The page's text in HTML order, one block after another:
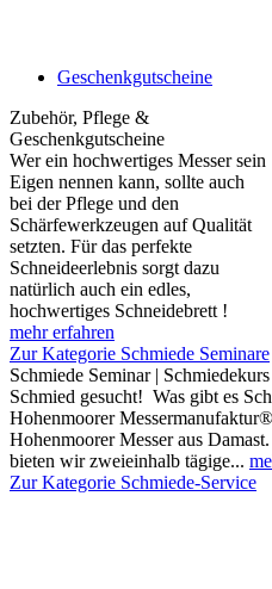
Geschenkgutscheine
Zubehör, Pflege &
Geschenkgutscheine
Wer ein hochwertiges Messer sein
Eigen nennen kann, sollte auch
bei der Pflege und den
Schärfewerkzeugen auf Qualität
setzten. Für das perfekte
Schneideerlebnis sorgt dazu
natürlich auch ein edles,
hochwertiges Schneidebrett !
mehr erfahren
Zur Kategorie Schmiede Seminare
Schmiede Seminar | Schmiedekurs
Schmied gesucht! Was gibt es
Hohenmoorer
Hohenmoorer Messer aus
bieten wir zweieinhalb tägige...
Zur Kategorie Schmiede-Service